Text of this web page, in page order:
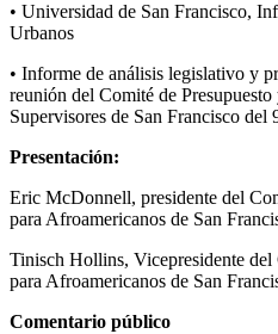
• Universidad de San Francisco,
Urbanos
• Informe de análisis legislativo y
reunión del Comité de
Supervisores de San Francisco del
Presentación:
Eric McDonnell, presidente del
para Afroamericanos de San
Tinisch Hollins, Vicepresidente del
para Afroamericanos de San
Comentario público